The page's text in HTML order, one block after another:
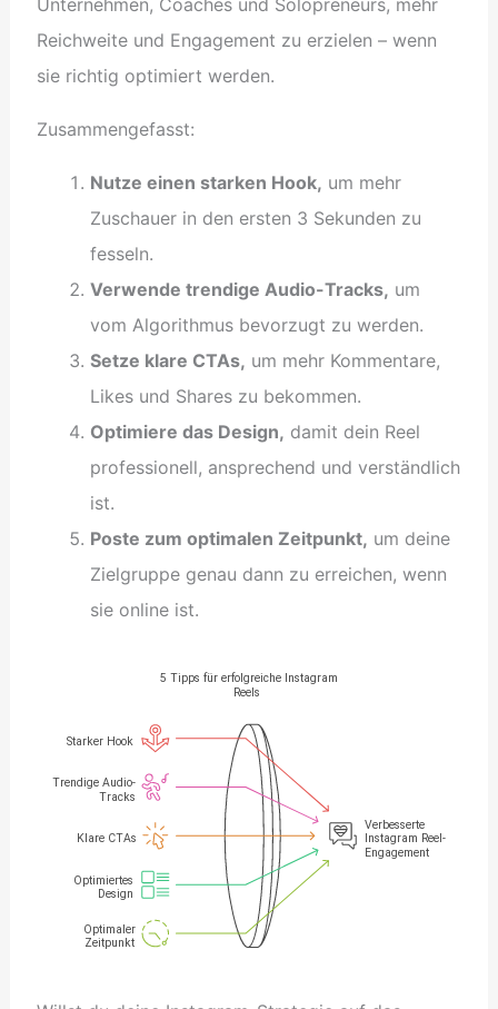
Reichweite und Engagement zu erzielen – wenn
sie richtig optimiert werden.
Zusammengefasst:
Nutze einen starken Hook, um mehr
Zuschauer in den ersten 3 Sekunden zu
fesseln.
Verwende trendige Audio-Tracks, um
vom Algorithmus bevorzugt zu werden.
Setze klare CTAs, um mehr Kommentare,
Likes und Shares zu bekommen.
Optimiere das Design, damit dein Reel
professionell, ansprechend und verständlich
ist.
Poste zum optimalen Zeitpunkt, um deine
Zielgruppe genau dann zu erreichen, wenn
sie online ist.